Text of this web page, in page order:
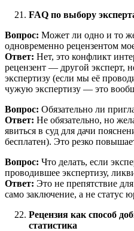
FAQ по выбору
Вопрос: Может ли одно и то
одновременно рецензентом
Ответ: Нет, это конфликт
рецензент — другой эксперт,
экспертизу (если мы её
чужую экспертизу — это
Вопрос: Обязательно ли
Ответ: Не обязательно, но
явиться в суд для дачи
бесплатен). Это резко
Вопрос: Что делать, если
проводившее экспертизу,
Ответ: Это не препятствие
само заключение, а не статус
Рецензия как способ
статистика